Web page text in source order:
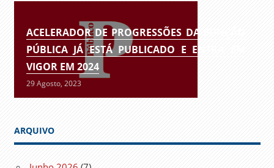
ACELERADOR DE PROGRESSÕES DA FUNÇÃO
PÚBLICA JÁ ESTÁ PUBLICADO E ENTRA EM
VIGOR EM 2024
29 Agosto, 2023
ARQUIVO